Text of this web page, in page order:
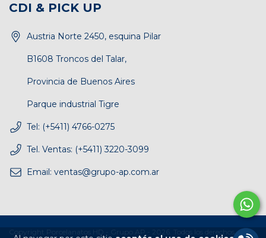
CDI & PICK UP
Austria Norte 2450, esquina Pilar
B1608 Troncos del Talar,
Provincia de Buenos Aires
Parque industrial Tigre
Tel: (+5411) 4766-0275
Tel. Ventas: (+5411) 3220-3099
Email: ventas@grupo-ap.com.ar
Copyright Porcelanatos HD - Grupo AP - 2026. Todos los derechos